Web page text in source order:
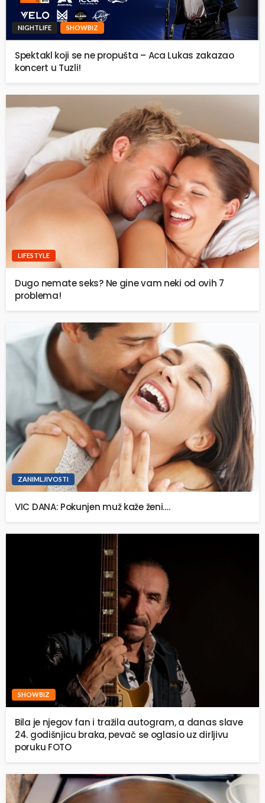
NIGHTLIFE SHOWBIZ
Spektakl koji se ne propušta – Aca Lukas zakazao
koncert u Tuzli!
LIFESTYLE
Dugo nemate seks? Ne gine vam neki od ovih 7
problema!
ZANIMLJIVOSTI
VIC DANA: Pokunjen muž kaže ženi….
SHOWBIZ
Bila je njegov fan i tražila autogram, a danas slave
24. godišnjicu braka, pevač se oglasio uz dirljivu
poruku FOTO